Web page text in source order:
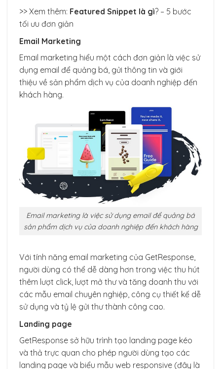
>> Xem thêm: Featured Snippet là gì? – 5 bước
tối ưu đơn giản
Email Marketing
Email marketing hiểu một cách đơn giản là việc sử
dụng email để quảng bá, gửi thông tin và giới
thiệu về sản phẩm dịch vụ của doanh nghiệp đến
khách hàng.
Email marketing là việc sử dụng email để quảng bá
sản phẩm dịch vụ của doanh nghiệp đến khách hàng
Với tính năng email marketing của GetResponse,
người dùng có thể dễ dàng hơn trong việc thu hút
thêm lượt click, lượt mở thư và tăng doanh thu với
các mẫu email chuyên nghiệp, công cụ thiết kế dễ
sử dụng và tỷ lệ gửi thư thành công cao.
Landing page
GetResponse sở hữu trình tạo landing page kéo
và thả trực quan cho phép người dùng tạo các
landing page và biểu mẫu web responsive (đây là